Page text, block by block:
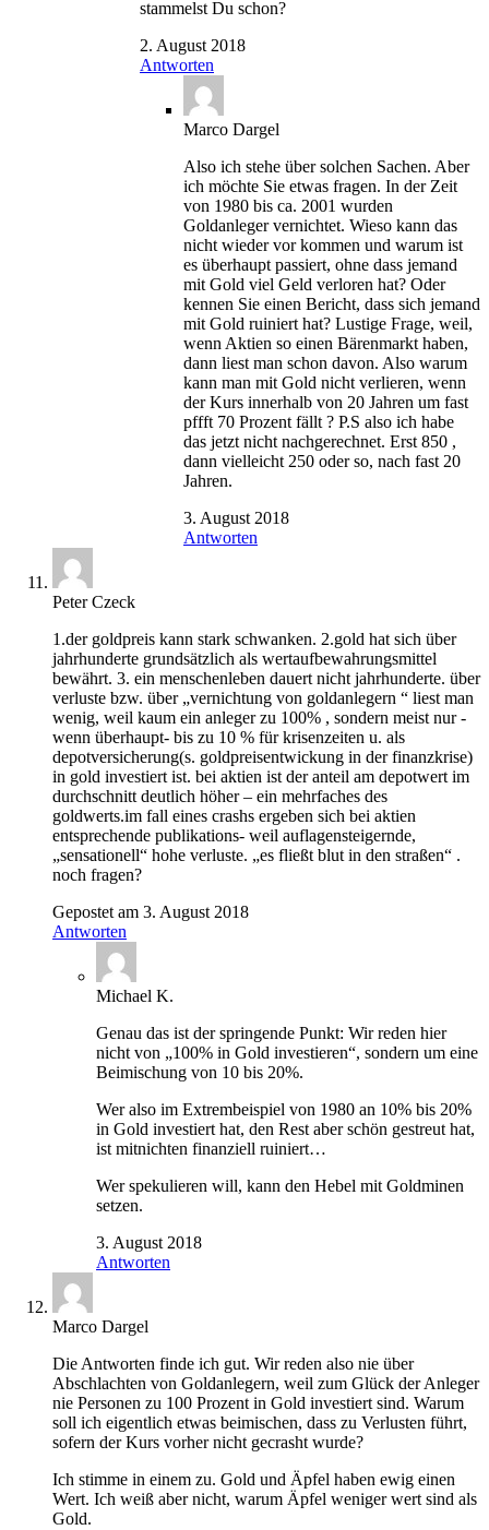
stammelst Du schon?
2. August 2018
Antworten
Marco Dargel
Also ich stehe über solchen Sachen. Aber
ich möchte Sie etwas fragen. In der Zeit
von 1980 bis ca. 2001 wurden
Goldanleger vernichtet. Wieso kann das
nicht wieder vor kommen und warum ist
es überhaupt passiert, ohne dass jemand
mit Gold viel Geld verloren hat? Oder
kennen Sie einen Bericht, dass sich jemand
mit Gold ruiniert hat? Lustige Frage, weil,
wenn Aktien so einen Bärenmarkt haben,
dann liest man schon davon. Also warum
kann man mit Gold nicht verlieren, wenn
der Kurs innerhalb von 20 Jahren um fast
pffft 70 Prozent fällt ? P.S also ich habe
das jetzt nicht nachgerechnet. Erst 850 ,
dann vielleicht 250 oder so, nach fast 20
Jahren.
3. August 2018
Antworten
Peter Czeck
1.der goldpreis kann stark schwanken. 2.gold hat sich über
jahrhunderte grundsätzlich als wertaufbewahrungsmittel
bewährt. 3. ein menschenleben dauert nicht jahrhunderte. über
verluste bzw. über „vernichtung von goldanlegern “ liest man
wenig, weil kaum ein anleger zu 100% , sondern meist nur -
wenn überhaupt- bis zu 10 % für krisenzeiten u. als
depotversicherung(s. goldpreisentwickung in der finanzkrise)
in gold investiert ist. bei aktien ist der anteil am depotwert im
durchschnitt deutlich höher – ein mehrfaches des
goldwerts.im fall eines crashs ergeben sich bei aktien
entsprechende publikations- weil auflagensteigernde,
„sensationell“ hohe verluste. „es fließt blut in den straßen“ .
noch fragen?
Gepostet am 3. August 2018
Antworten
Michael K.
Genau das ist der springende Punkt: Wir reden hier
nicht von „100% in Gold investieren“, sondern um eine
Beimischung von 10 bis 20%.
Wer also im Extrembeispiel von 1980 an 10% bis 20%
in Gold investiert hat, den Rest aber schön gestreut hat,
ist mitnichten finanziell ruiniert…
Wer spekulieren will, kann den Hebel mit Goldminen
setzen.
3. August 2018
Antworten
Marco Dargel
Die Antworten finde ich gut. Wir reden also nie über
Abschlachten von Goldanlegern, weil zum Glück der Anleger
nie Personen zu 100 Prozent in Gold investiert sind. Warum
soll ich eigentlich etwas beimischen, dass zu Verlusten führt,
sofern der Kurs vorher nicht gecrasht wurde?
Ich stimme in einem zu. Gold und Äpfel haben ewig einen
Wert. Ich weiß aber nicht, warum Äpfel weniger wert sind als
Gold.